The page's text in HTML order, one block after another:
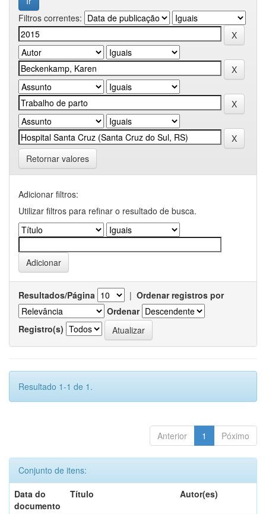
Filtros correntes:
Retornar valores
Adicionar filtros:
Utilizar filtros para refinar o resultado de busca.
Resultados/Página | Ordenar registros por
Ordenar
Registro(s)
Resultado 1-1 de 1.
Anterior 1 Póximo
Conjunto de itens:
Data do
documento
Título Autor(es)